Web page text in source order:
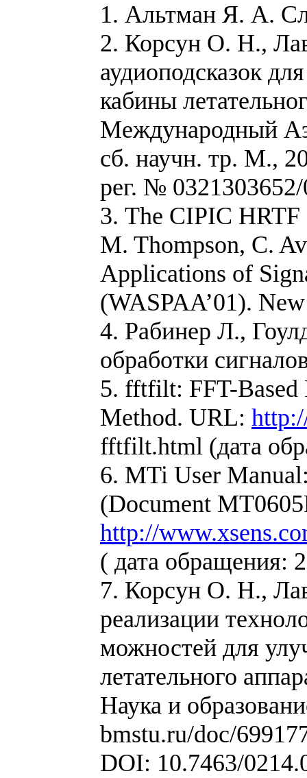
1. Альтман Я. А.
2. Корсун О. Н.,
аудиоподсказок
кабины
Международный
сб. научн. тр. М.,
рег. №
3. The CIPIC HRTF
M. Thompson, C.
Applications of
(WASPAA’01).
4. Рабинер Л.,
обработки
5. fftfilt: FFT-
Method. URL:
fftfilt.html (дата
6. MTi User
(Document
http://
( дата обращения:
7. Корсун О. Н.,
реализации
можностей для
летательного
Наука и
bmstu.ru/doc/
DOI: 10.7463/